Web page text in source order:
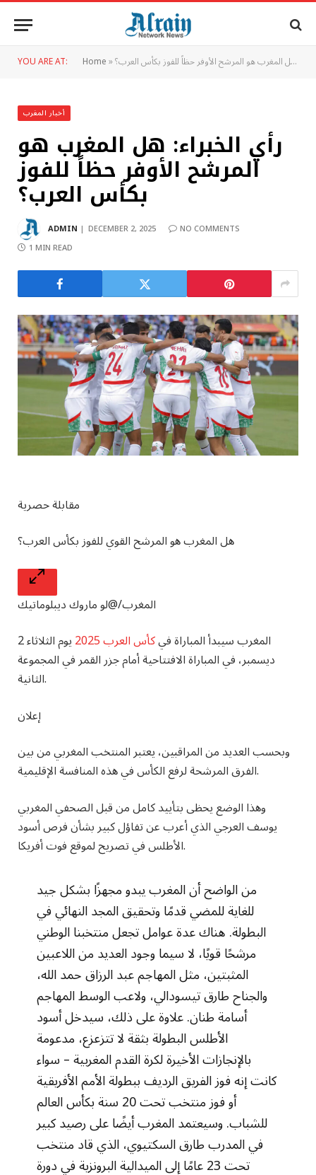
YOU ARE AT: Home»رأي الخبراء: هل المغرب هو المرشح الأوفر حظاً للفوز بكأس العرب؟
أخبار المغرب
رأي الخبراء: هل المغرب هو
المرشح الأوفر حظاً للفوز
بكأس العرب؟
ADMIN DECEMBER 2, 2025
NO COMMENTS
1 MIN READ
مقابلة حصرية
هل المغرب هو المرشح القوي للفوز بكأس العرب؟
المغرب/@لو ماروك ديبلوماتيك
المغرب سيبدأ المباراة فيكأس العرب 2025 يوم الثلاثاء 2
ديسمبر، في المباراة الافتتاحية أمام جزر القمر في المجموعة
الثانية.
إعلان
وبحسب العديد من المراقبين، يعتبر المنتخب المغربي من بين
الفرق المرشحة لرفع الكأس في هذه المنافسة الإقليمية.
وهذا الوضع يحظى بتأييد كامل من قبل الصحفي المغربي
يوسف العرجي الذي أعرب عن تفاؤل كبير بشأن فرص أسود
الأطلس في تصريح لموقع فوت أفريكا.
من الواضح أن المغرب يبدو مجهزًا بشكل جيد
للغاية للمضي قدمًا وتحقيق المجد النهائي في
البطولة. هناك عدة عوامل تجعل منتخبنا الوطني
مرشحًا قويًا، لا سيما وجود العديد من اللاعبين
المثبتين، مثل المهاجم عبد الرزاق حمد الله،
والجناح طارق تيسودالي، ولاعب الوسط المهاجم
أسامة طنان. علاوة على ذلك، سيدخل أسود
الأطلس البطولة بثقة لا تتزعزع، مدعومة
بالإنجازات الأخيرة لكرة القدم المغربية – سواء
كانت إنه فوز الفريق الرديف ببطولة الأمم الأفريقية
أو فوز منتخب تحت 20 سنة بكأس العالم
للشباب. وسيعتمد المغرب أيضًا على رصيد كبير
في المدرب طارق السكتيوي، الذي قاد منتخب
تحت 23 عامًا إلى الميدالية البرونزية في دورة